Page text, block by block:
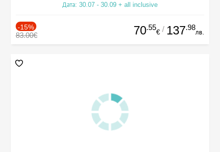
Дата: 30.07 - 30.09 + all inclusive
-15%
83.00€ 70.55
€ / 137.98
лв.